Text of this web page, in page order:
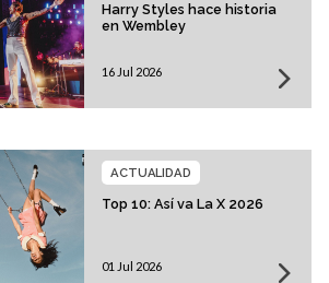
Harry Styles hace historia
en Wembley
16 Jul 2026
Top 10: Así va La X 2026
ACTUALIDAD
01 Jul 2026